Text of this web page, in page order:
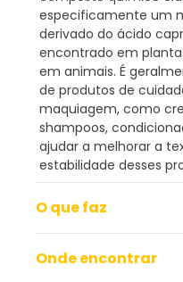
especificamente um
derivado do ácido
encontrado em
em animais. É
de produtos de
maquiagem, como
shampoos,
ajudar a melhorar a
estabilidade desses
O que faz
Onde encontrar